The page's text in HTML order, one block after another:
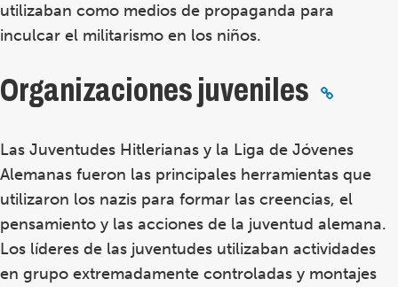
utilizaban como medios de propaganda para
inculcar el militarismo en los niños.
Organizaciones juveniles
Las Juventudes Hitlerianas y la Liga de Jóvenes
Alemanas fueron las principales herramientas que
utilizaron los nazis para formar las creencias, el
pensamiento y las acciones de la juventud alemana.
Los líderes de las juventudes utilizaban actividades
en grupo extremadamente controladas y montajes